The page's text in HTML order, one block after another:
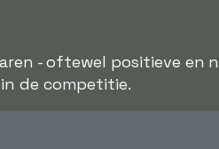
- oftewel positieve en
de competitie.